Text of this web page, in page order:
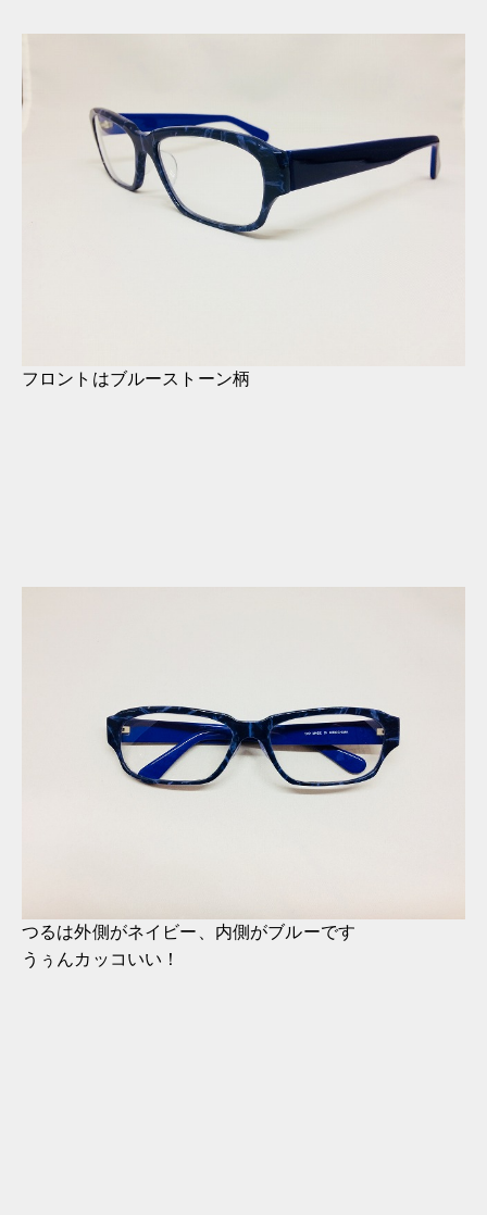
フロントはブルーストーン柄
つるは外側がネイビー、内側がブルーです
うぅんカッコいい！